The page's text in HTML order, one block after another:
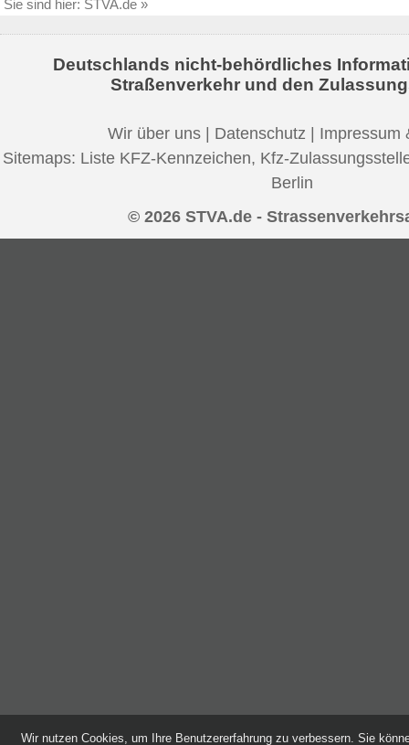
Wir nutzen Cookies, um Ihre Benutzererfahrung zu verbessern. Sie
Sie sind hier: STVA.de »
Deutschlands nicht-behördliches
Straßenverkehr und den
Wir über uns | Datenschutz | Impressum
Sitemaps: Liste KFZ-Kennzeichen, Kfz-
Berlin
© 2026 STVA.de -